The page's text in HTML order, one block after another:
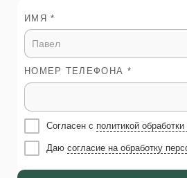
ИМЯ *
НОМЕР ТЕЛЕФОНА *
Согласен с политикой
Даю согласие на обработку